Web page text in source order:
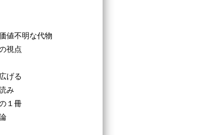
値不明な代物
視点
げる
み
１冊